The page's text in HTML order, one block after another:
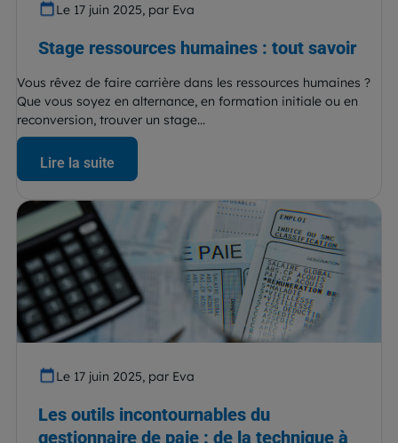
Le 17 juin 2025, par Eva
Stage ressources humaines : tout savoir
Vous rêvez de faire carrière dans les ressources humaines ?
Que vous soyez en alternance, en formation initiale ou en
reconversion, trouver un stage...
Lire la suite
Le 17 juin 2025, par Eva
Les outils incontournables du
gestionnaire de paie : de la technique à